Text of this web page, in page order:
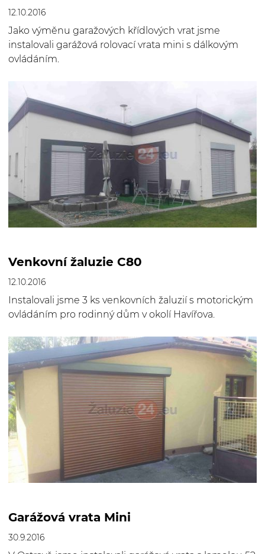
12.10.2016
Jako výměnu garažových křídlových vrat jsme
instalovali garážová rolovací vrata mini s dálkovým
ovládáním.
Venkovní žaluzie C80
12.10.2016
Instalovali jsme 3 ks venkovních žaluzií s motorickým
ovládáním pro rodinný dům v okolí Havířova.
Garážová vrata Mini
30.9.2016